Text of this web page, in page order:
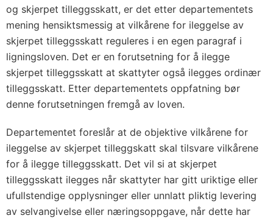
og skjerpet tilleggsskatt, er det etter departementets
mening hensiktsmessig at vilkårene for ileggelse av
skjerpet tilleggsskatt reguleres i en egen paragraf i
ligningsloven. Det er en forutsetning for å ilegge
skjerpet tilleggsskatt at skattyter også ilegges ordinær
tilleggsskatt. Etter departementets oppfatning bør
denne forutsetningen fremgå av loven.
Departementet foreslår at de objektive vilkårene for
ileggelse av skjerpet tilleggskatt skal tilsvare vilkårene
for å ilegge tilleggsskatt. Det vil si at skjerpet
tilleggsskatt ilegges når skattyter har gitt uriktige eller
ufullstendige opplysninger eller unnlatt pliktig levering
av selvangivelse eller næringsoppgave, når dette har